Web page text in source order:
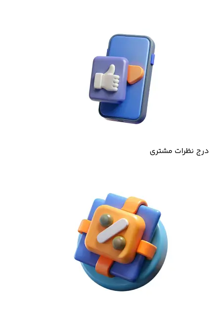
درج نظرات مشتری